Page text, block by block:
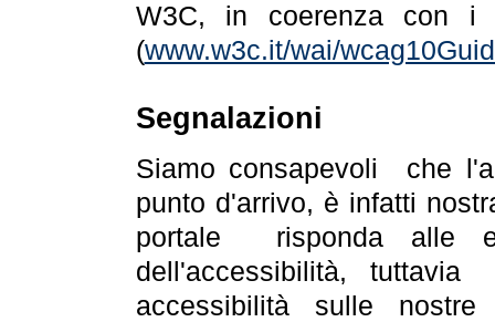
W3C, in coerenza con i
(www.w3c.it/wai/
Segnalazioni
Siamo consapevoli che
punto d'arrivo, è infatti
portale risponda alle
dell'accessibilità,
accessibilità sulle